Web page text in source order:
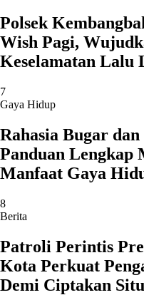
Polsek
Wish Pagi,
Keselamatan Lalu
7
Gaya Hidup
Rahasia Bugar
Panduan Lengkap
Manfaat Gaya
8
Berita
Patroli Perintis
Kota Perkuat
Demi Ciptakan